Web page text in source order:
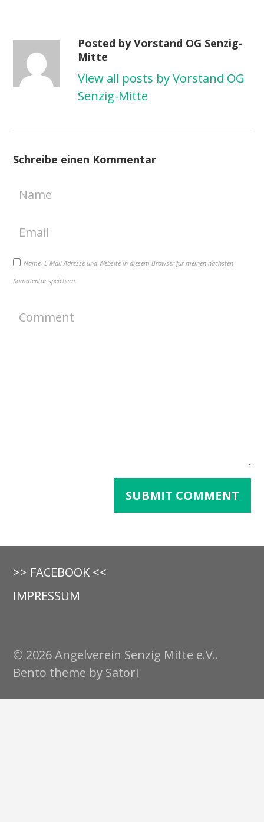
Posted by Vorstand OG Senzig-
Mitte
View all posts by Vorstand OG
Senzig-Mitte
Schreibe einen Kommentar
Name, E-Mail-Adresse und Website in diesem Browser für meinen nächsten
Kommentar speichern.
>> FACEBOOK <<
IMPRESSUM
© 2026 Angelverein Senzig Mitte e.V..
Bento theme by Satori